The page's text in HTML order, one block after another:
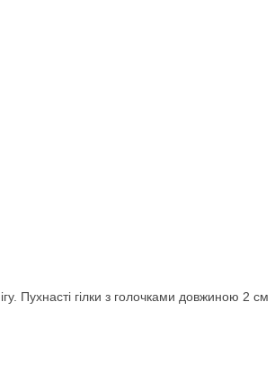
Пухнасті гілки з голочками довжиною 2 см